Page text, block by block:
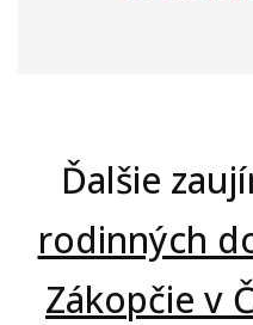
Ďalšie
rodinných
Zákopčie v